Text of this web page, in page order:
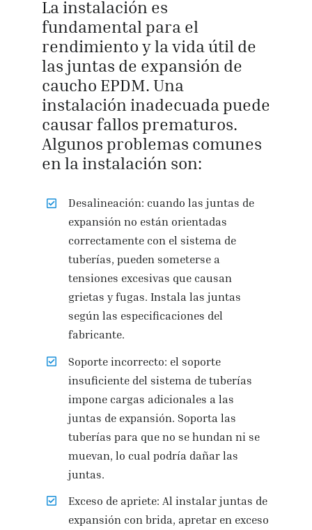
La instalación es
fundamental para el
rendimiento y la vida útil de
las juntas de expansión de
caucho EPDM. Una
instalación inadecuada puede
causar fallos prematuros.
Algunos problemas comunes
en la instalación son:
Desalineación: cuando las juntas de
expansión no están orientadas
correctamente con el sistema de
tuberías, pueden someterse a
tensiones excesivas que causan
grietas y fugas. Instala las juntas
según las especificaciones del
fabricante.
Soporte incorrecto: el soporte
insuficiente del sistema de tuberías
impone cargas adicionales a las
juntas de expansión. Soporta las
tuberías para que no se hundan ni se
muevan, lo cual podría dañar las
juntas.
Exceso de apriete: Al instalar juntas de
expansión con brida, apretar en exceso